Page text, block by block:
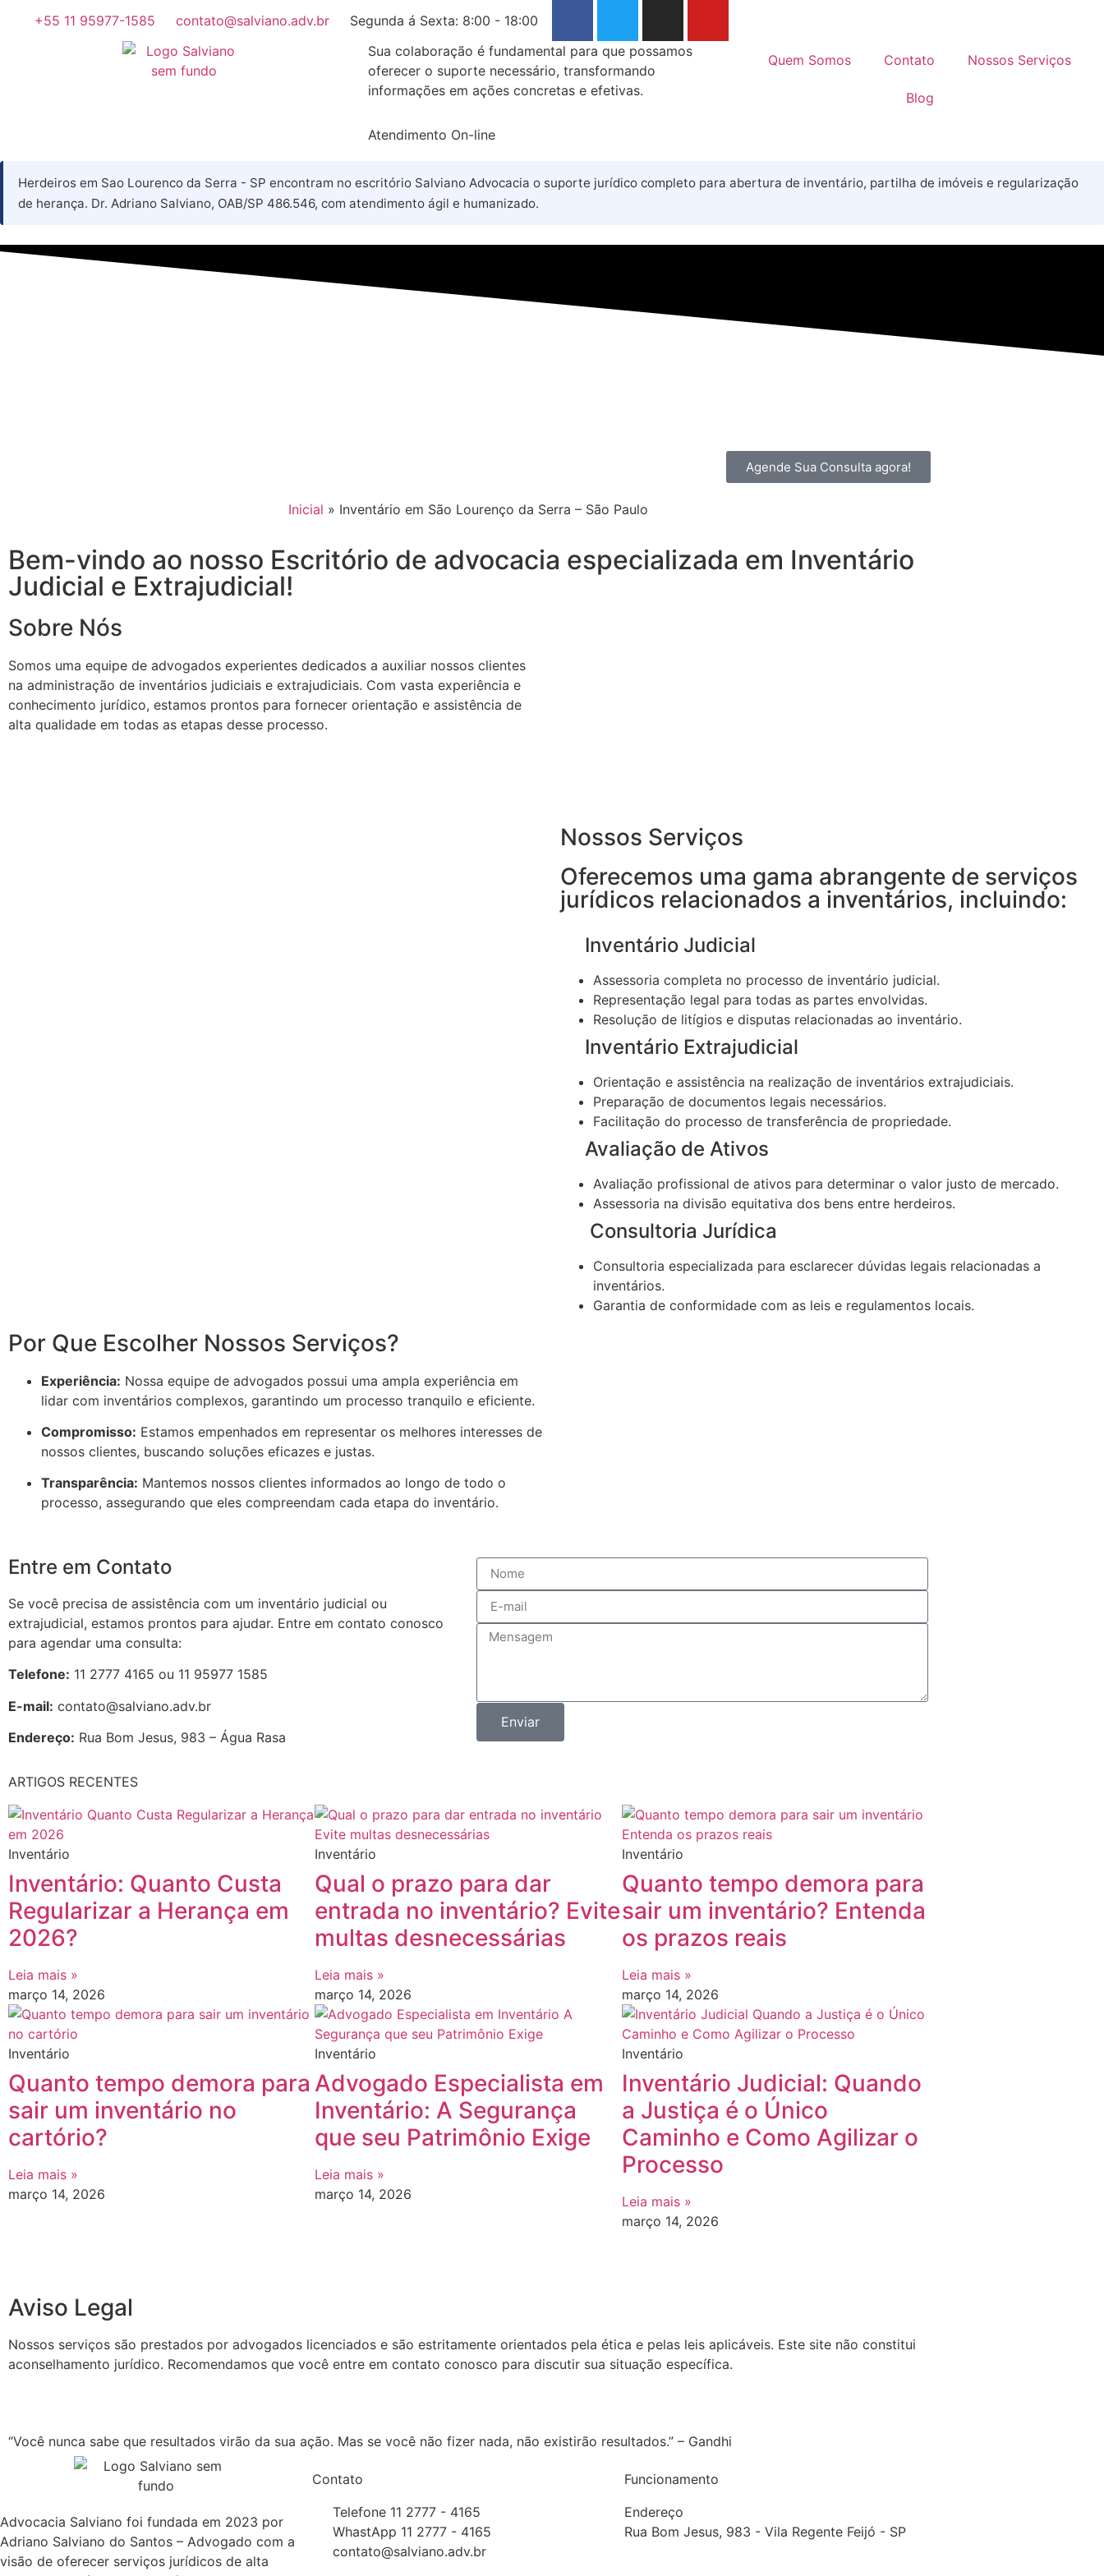
+55 11 95977-1585 contato@salviano.adv.br
Segunda á Sexta: 8:00 - 18:00
Sua colaboração é fundamental para que possamos
oferecer o suporte necessário, transformando
informações em ações concretas e efetivas.
Atendimento On-line
Quem Somos Contato Nossos Serviços
Blog
Herdeiros em Sao Lourenco da Serra - SP encontram no escritório Salviano Advocacia o suporte jurídico completo para abertura de inventário, partilha de imóveis e regularização
de herança. Dr. Adriano Salviano, OAB/SP 486.546, com atendimento ágil e humanizado.
Agende Sua Consulta agora!
Inicial » Inventário em São Lourenço da Serra – São Paulo
Bem-vindo ao nosso Escritório de advocacia especializada em Inventário
Judicial e Extrajudicial!
Sobre Nós
Somos uma equipe de advogados experientes dedicados a auxiliar nossos clientes
na administração de inventários judiciais e extrajudiciais. Com vasta experiência e
conhecimento jurídico, estamos prontos para fornecer orientação e assistência de
alta qualidade em todas as etapas desse processo.
Nossos Serviços
Oferecemos uma gama abrangente de serviços
jurídicos relacionados a inventários, incluindo:
Inventário Judicial
Assessoria completa no processo de inventário judicial.
Representação legal para todas as partes envolvidas.
Resolução de litígios e disputas relacionadas ao inventário.
Inventário Extrajudicial
Orientação e assistência na realização de inventários extrajudiciais.
Preparação de documentos legais necessários.
Facilitação do processo de transferência de propriedade.
Avaliação de Ativos
Avaliação profissional de ativos para determinar o valor justo de mercado.
Assessoria na divisão equitativa dos bens entre herdeiros.
Consultoria Jurídica
Consultoria especializada para esclarecer dúvidas legais relacionadas a
inventários.
Garantia de conformidade com as leis e regulamentos locais.
Por Que Escolher Nossos Serviços?
Experiência: Nossa equipe de advogados possui uma ampla experiência em
lidar com inventários complexos, garantindo um processo tranquilo e eficiente.
Compromisso: Estamos empenhados em representar os melhores interesses de
nossos clientes, buscando soluções eficazes e justas.
Transparência: Mantemos nossos clientes informados ao longo de todo o
processo, assegurando que eles compreendam cada etapa do inventário.
Entre em Contato
Se você precisa de assistência com um inventário judicial ou
extrajudicial, estamos prontos para ajudar. Entre em contato conosco
para agendar uma consulta:
Telefone: 11 2777 4165 ou 11 95977 1585
E-mail: contato@salviano.adv.br
Endereço: Rua Bom Jesus, 983 – Água Rasa
Enviar
ARTIGOS RECENTES
Inventário
Inventário: Quanto Custa
Regularizar a Herança em
2026?
Leia mais »
março 14, 2026
Inventário
Qual o prazo para dar
entrada no inventário? Evite
multas desnecessárias
Leia mais »
março 14, 2026
Inventário
Quanto tempo demora para
sair um inventário? Entenda
os prazos reais
Leia mais »
março 14, 2026
Inventário
Quanto tempo demora para
sair um inventário no
cartório?
Leia mais »
março 14, 2026
Inventário
Advogado Especialista em
Inventário: A Segurança
que seu Patrimônio Exige
Leia mais »
março 14, 2026
Inventário
Inventário Judicial: Quando
a Justiça é o Único
Caminho e Como Agilizar o
Processo
Leia mais »
março 14, 2026
Aviso Legal
Nossos serviços são prestados por advogados licenciados e são estritamente orientados pela ética e pelas leis aplicáveis. Este site não constitui
aconselhamento jurídico. Recomendamos que você entre em contato conosco para discutir sua situação específica.
“Você nunca sabe que resultados virão da sua ação. Mas se você não fizer nada, não existirão resultados.” – Gandhi
Advocacia Salviano foi fundada em 2023 por
Adriano Salviano do Santos – Advogado com a
visão de oferecer serviços jurídicos de alta
Contato
Telefone 11 2777 - 4165
WhastApp 11 2777 - 4165
contato@salviano.adv.br
Funcionamento
Endereço
Rua Bom Jesus, 983 - Vila Regente Feijó - SP